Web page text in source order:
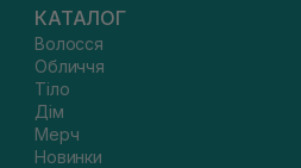
КАТАЛОГ
Волосся
Обличчя
Тіло
Дім
Мерч
Новинки